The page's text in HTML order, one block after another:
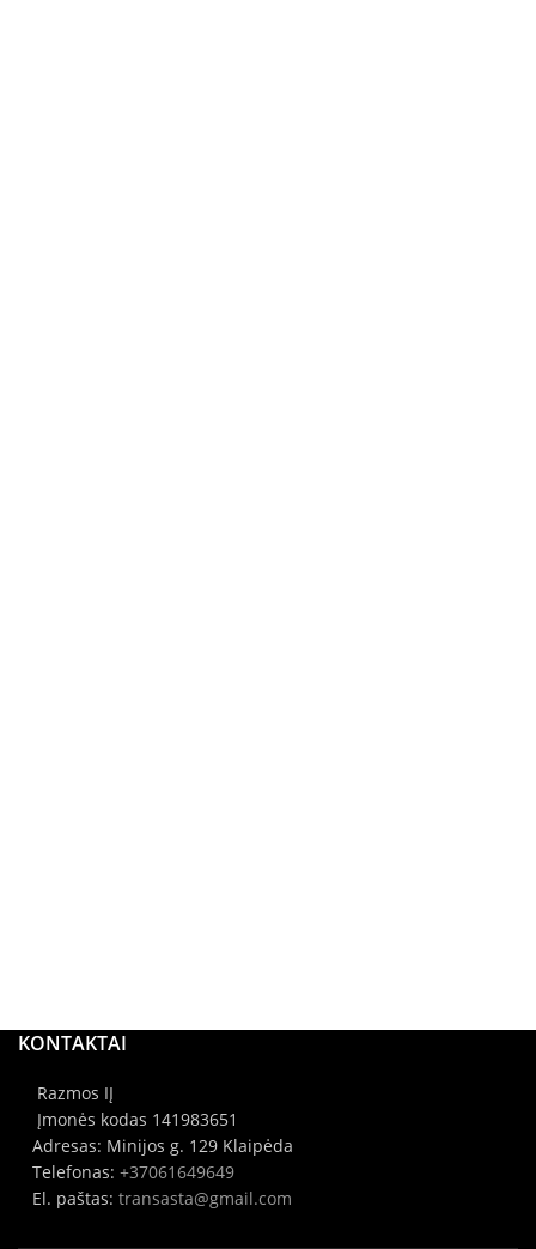
KONTAKTAI
Razmos IĮ
Įmonės kodas 141983651
Adresas: Minijos g. 129 Klaipėda
Telefonas: +37061649649
El. paštas: transasta@gmail.com